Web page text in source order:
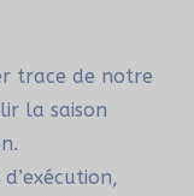
trace de notre
la saison